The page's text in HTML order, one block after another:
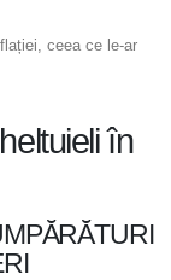
ceea ce le-ar
în